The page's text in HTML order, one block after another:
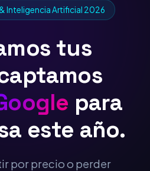
Inteligencia Artificial 2026
tus
tu
año.
por precio o perder